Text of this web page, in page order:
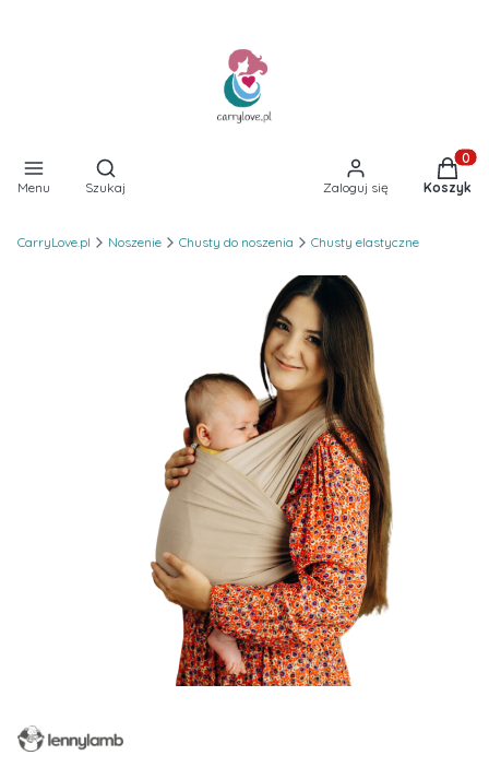
Menu
Otwórz wyszukiwarkę
Szukaj Zaloguj się Koszyk
CarryLove.pl Noszenie Chusty do noszenia Chusty elastyczne